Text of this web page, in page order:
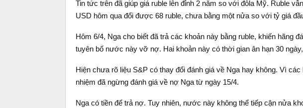
Tin tức trên đã giúp giá ruble lên đỉnh 2 năm so với đôla Mỹ. Ruble
USD hôm qua đổi được 68 ruble, chưa bằng một nửa so với tỷ giá
Hôm 6/4, Nga cho biết đã trả các khoản này bằng ruble, khiến hãng
tuyên bố nước này vỡ nợ. Hai khoản này có thời gian ân hạn 30
Hiện chưa rõ liệu S&P có thay đổi đánh giá về Nga hay không. Vì
nhiệm đã ngừng đánh giá về nợ Nga từ ngày 15/4.
Nga có tiền để trả nợ. Tuy nhiên, nước này không thể tiếp cận nửa